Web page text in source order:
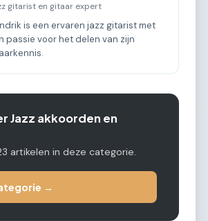
gitarist en gitaar expert
is een ervaren jazz gitarist met
passie voor het delen van zijn
Jazz akkoorden en
artikelen in deze categorie.
→